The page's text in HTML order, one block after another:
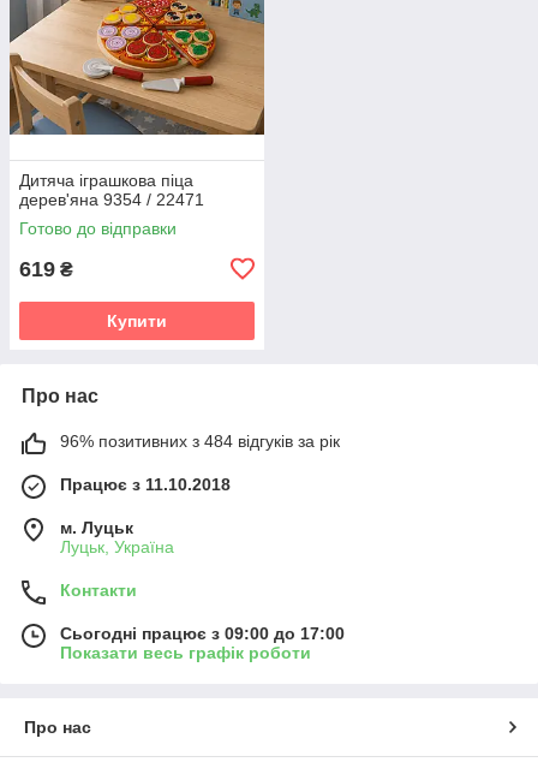
Дитяча іграшкова піца
дерев'яна 9354 / 22471
Готово до відправки
619 ₴
Купити
Про нас
96% позитивних з 484 відгуків за рік
Працює з 11.10.2018
м. Луцьк
Луцьк, Україна
Контакти
Сьогодні працює з 09:00 до 17:00
Показати весь графік роботи
Про нас